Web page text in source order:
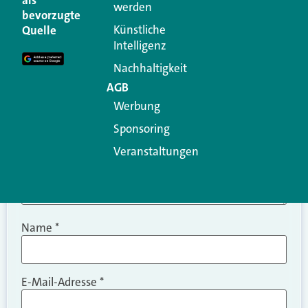
Ihre E-Mail-Adresse wird nicht veröffentlicht.
Erforderliche Felder sind mit
Kommentar
Name *
E-Mail-Adresse *
bevorzugte
Quelle
werden
Künstliche
Intelligenz
Nachhaltigkeit
AGB
Werbung
Sponsoring
Veranstaltungen